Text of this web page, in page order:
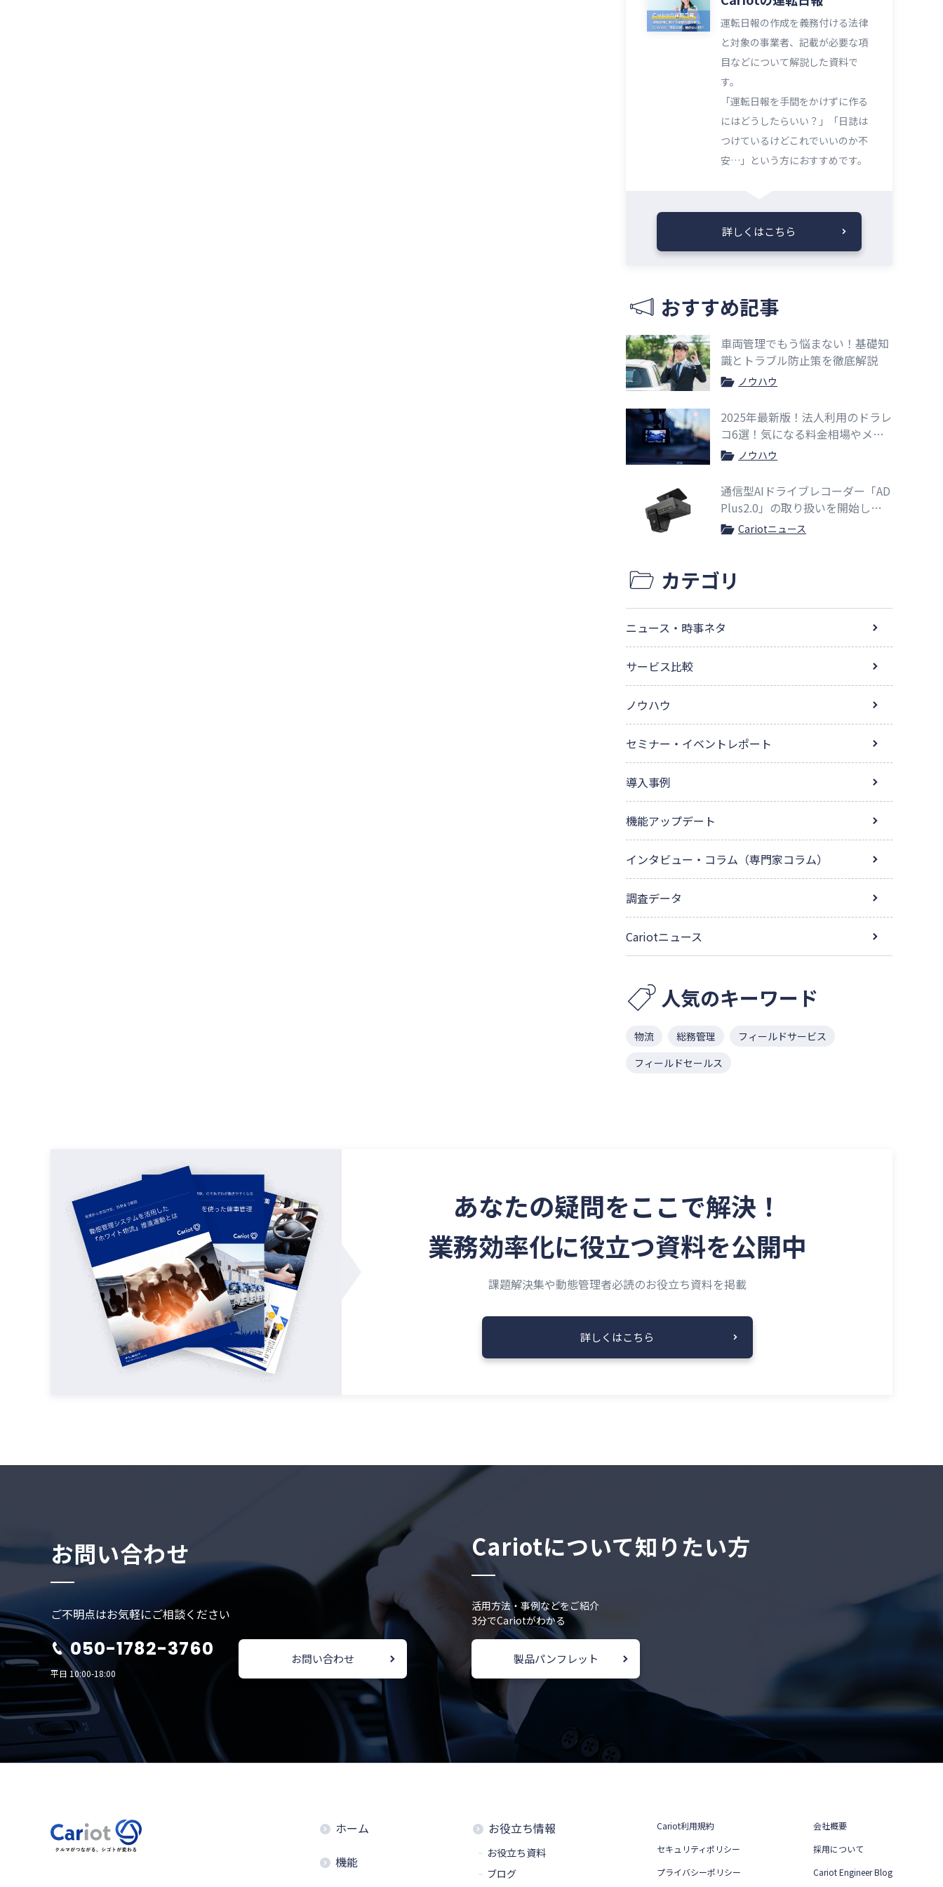
運転日報の作成を義務付ける法律
と対象の事業者、記載が必要な項
目などについて解説した資料で
す。
「運転日報を手間をかけずに作る
にはどうしたらいい？」「日誌は
つけているけどこれでいいのか不
安…」という方におすすめです。
詳しくはこちら
おすすめ記事
車両管理でもう悩まない！基礎知
識とトラブル防止策を徹底解説
ノウハウ
2025年最新版！法人利用のドラレ
コ6選！気になる料金相場やメリ
ットも紹介
ノウハウ
通信型AIドライブレコーダー「AD
Plus2.0」の取り扱いを開始しま
したCariotニュース
カテゴリ
ニュース・時事ネタ
サービス比較
ノウハウ
セミナー・イベントレポート
導入事例
機能アップデート
インタビュー・コラム（専門家コラム）
調査データ
Cariotニュース
人気のキーワード
物流 総務管理
フィールドサービス
フィールドセールス
あなたの疑問をここで解決！
業務効率化に役立つ資料を公開中
課題解決集や動態管理者必読のお役立ち資料を掲載
詳しくはこちら
お問い合わせ
ご不明点はお気軽にご相談ください
050-1782-3760
平日 10:00-18:00
お問い合わせ
Cariotについて知りたい方
活用方法・事例などをご紹介
3分でCariotがわかる
製品パンフレット
ホーム
機能
お役立ち情報
お役立ち資料
ブログ
Cariot利用規約
セキュリティポリシー
プライバシーポリシー
会社概要
採用について
Cariot Engineer Blog